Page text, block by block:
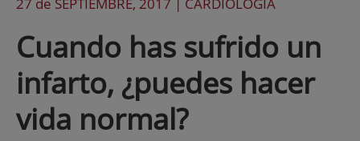
Cuando has sufrido un
infarto, ¿puedes hacer
vida normal?